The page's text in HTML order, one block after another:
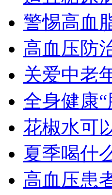
警惕高血
高血压防
关爱中老
全身健康
花椒水可
夏季喝什
高血压患